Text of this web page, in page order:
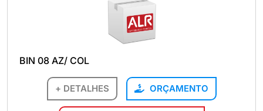
BIN 08 AZ/ COL
+ DETALHES ORÇAMENTO